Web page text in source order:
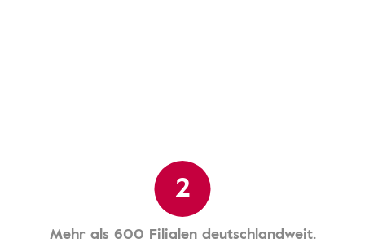
2
Mehr als 600 Filialen deutschlandweit.